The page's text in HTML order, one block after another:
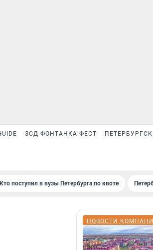
ЗСД ФОНТАНКА ФЕСТ
Кто поступил в вузы Петербурга по квоте
НОВОСТИ